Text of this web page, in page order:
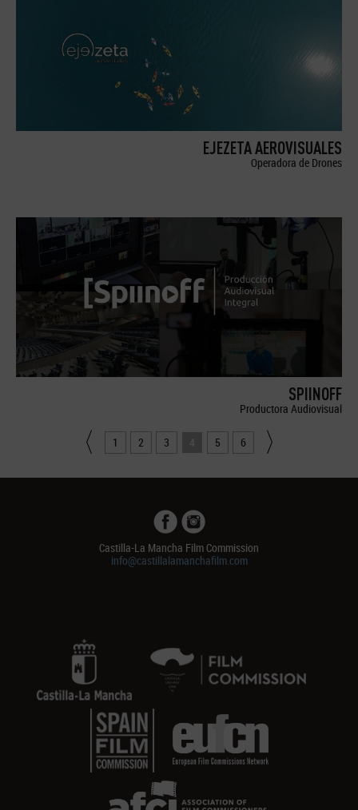
EJEZETA AEROVISUALES
Operadora de Drones
SPIINOFF
Productora Audiovisual
1 2 3 4 5 6
Castilla-La Mancha Film Commission
info@castillalamanchafilm.com